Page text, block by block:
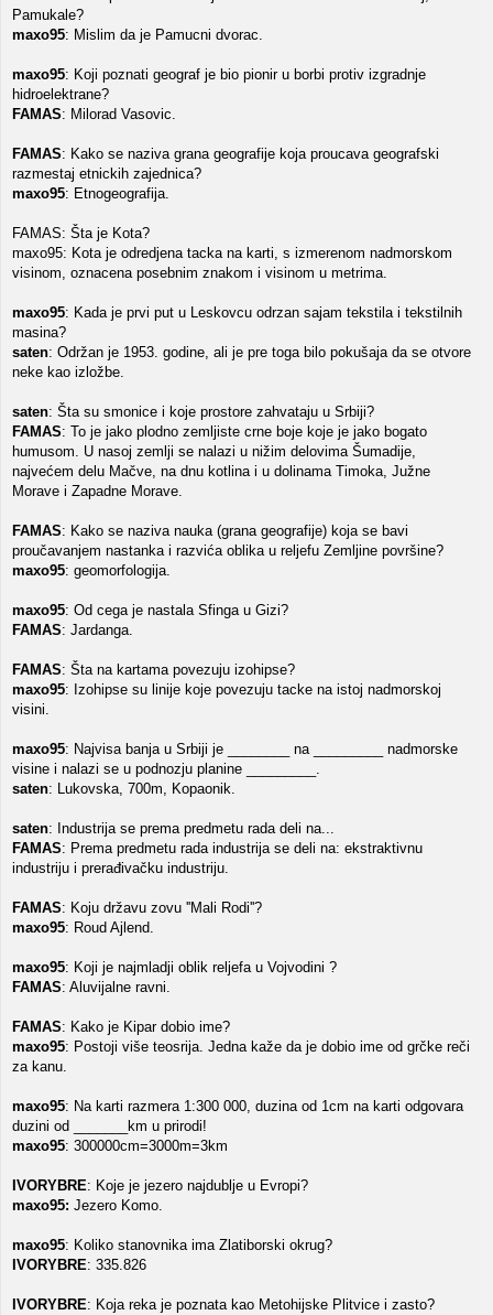
Pamukale?
maxo95: Mislim da je Pamucni dvorac.
maxo95: Koji poznati geograf je bio pionir u borbi protiv izgradnje
hidroelektrane?
FAMAS: Milorad Vasovic.
FAMAS: Kako se naziva grana geografije koja proucava geografski
razmestaj etnickih zajednica?
maxo95: Etnogeografija.
FAMAS: Šta je Kota?
maxo95: Kota je odredjena tacka na karti, s izmerenom nadmorskom
visinom, oznacena posebnim znakom i visinom u metrima.
maxo95: Kada je prvi put u Leskovcu odrzan sajam tekstila i tekstilnih
masina?
saten: Održan je 1953. godine, ali je pre toga bilo pokušaja da se otvore
neke kao izložbe.
saten: Šta su smonice i koje prostore zahvataju u Srbiji?
FAMAS: To je jako plodno zemljiste crne boje koje je jako bogato
humusom. U nasoj zemlji se nalazi u nižim delovima Šumadije,
najvećem delu Mačve, na dnu kotlina i u dolinama Timoka, Južne
Morave i Zapadne Morave.
FAMAS: Kako se naziva nauka (grana geografije) koja se bavi
proučavanjem nastanka i razvića oblika u reljefu Zemljine površine?
maxo95: geomorfologija.
maxo95: Od cega je nastala Sfinga u Gizi?
FAMAS: Jardanga.
FAMAS: Šta na kartama povezuju izohipse?
maxo95: Izohipse su linije koje povezuju tacke na istoj nadmorskoj
visini.
maxo95: Najvisa banja u Srbiji je ________ na _________ nadmorske
visine i nalazi se u podnozju planine _________.
saten: Lukovska, 700m, Kopaonik.
saten: Industrija se prema predmetu rada deli na...
FAMAS: Prema predmetu rada industrija se deli na: ekstraktivnu
industriju i prerađivačku industriju.
FAMAS: Koju državu zovu ''Mali Rodi''?
maxo95: Roud Ajlend.
maxo95: Koji je najmladji oblik reljefa u Vojvodini ?
FAMAS: Aluvijalne ravni.
FAMAS: Kako je Kipar dobio ime?
maxo95: Postoji više teosrija. Jedna kaže da je dobio ime od grčke reči
za kanu.
maxo95: Na karti razmera 1:300 000, duzina od 1cm na karti odgovara
duzini od _______km u prirodi!
maxo95: 300000cm=3000m=3km
IVORYBRE: Koje je jezero najdublje u Evropi?
maxo95: Jezero Komo.
maxo95: Koliko stanovnika ima Zlatiborski okrug?
IVORYBRE: 335.826
IVORYBRE: Koja reka je poznata kao Metohijske Plitvice i zasto?